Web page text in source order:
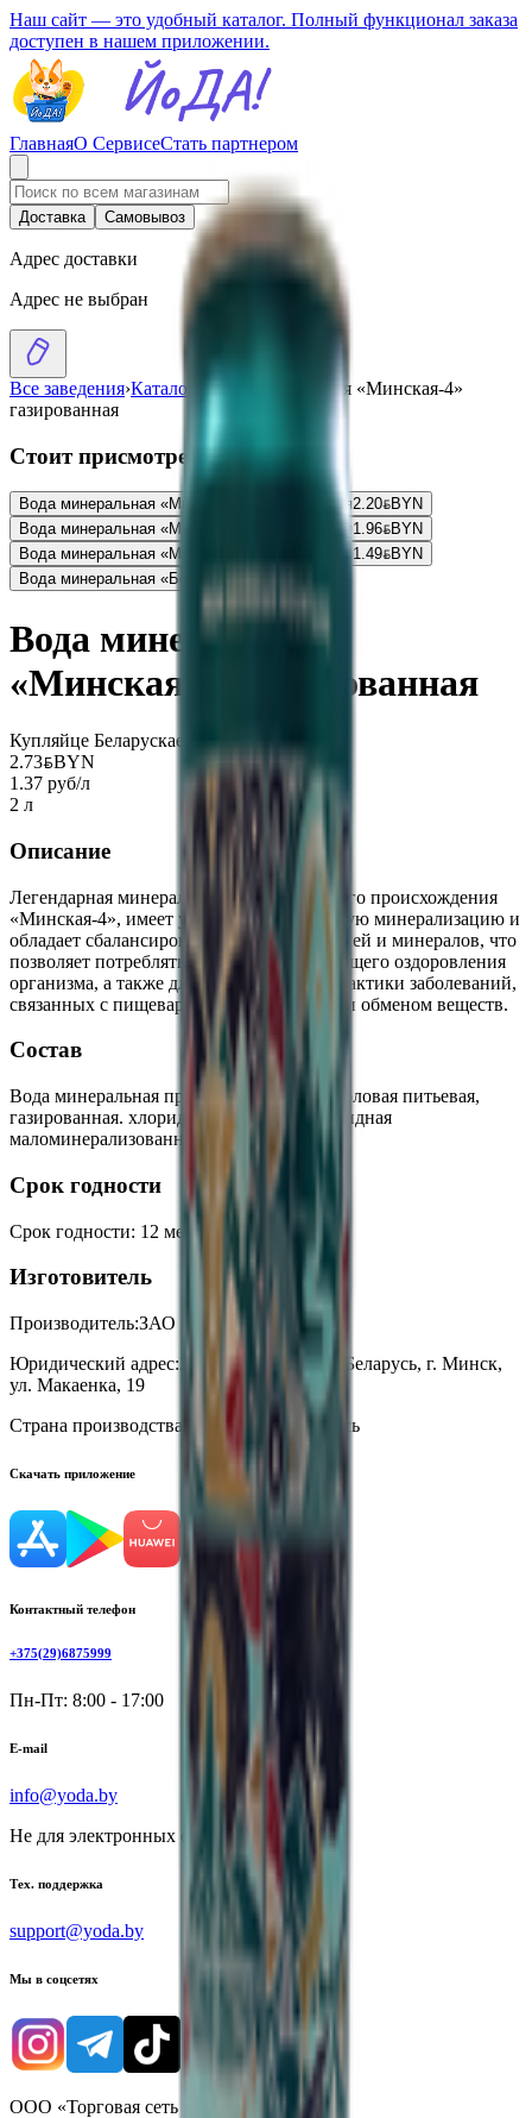
Наш сайт — это удобный каталог. Полный функционал заказа
доступен в нашем приложении.
ГлавнаяО СервисеСтать партнером
Доставка Самовывоз
Адрес доставки
Адрес не выбран
Все заведения›Каталог
Вода минеральная «Минская-4»
газированная
Стоит присмотреться
Вода минеральная «Минская-4» газированная2.20BYNBYN
Вода минеральная «Минская-4» газированная 1.96BYNBYN
Вода минеральная «Минская-4» газированная1.49BYNBYN
Вода минеральная «Боржоми»2.99
Вода минеральная
«Минская-4» газированная
Купляйце Беларускае
2.73BYNBYN
1.37 руб/л
2 л
Описание
Легендарная минеральная вода природного происхождения
«Минская-4», имеет умеренную природную минерализацию и
обладает сбалансированным составом солей и минералов, что
позволяет потреблять ее регулярно для общего оздоровления
организма, а также для лечения и профилактики заболеваний,
связанных с пищеварительной системой и обменом веществ.
Состав
Вода минеральная природная лечебно-столовая питьевая,
газированная. хлоридная натриевая фторидная
маломинерализованная.
Срок годности
Срок годности: 12 месяцев
Изготовитель
Производитель:ЗАО «МЗБН»
Юридический адрес: 220114, Республика Беларусь, г. Минск,
ул. Макаенка, 19
Страна производства:
Республика Беларусь
Скачать приложение
Контактный телефон
+375(29)6875999
Пн-Пт: 8:00 - 17:00
E-mail
info@yoda.by
Не для электронных обращений
Тех. поддержка
support@yoda.by
Мы в соцсетях
ООО «Торговая сеть «Продмир»